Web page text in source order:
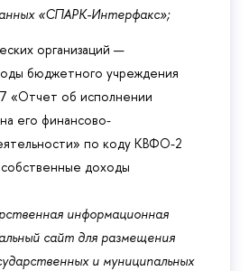
«СПАРК-Интерфакс»;
организаций —
бюджетного учреждения
«Отчет об исполнении
его финансово-
по коду КВФО-2
доходы
информационная
сайт для размещения
и муниципальных